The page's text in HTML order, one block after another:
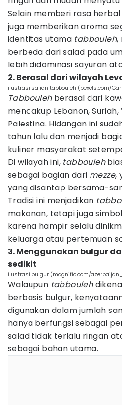
Selain memberi rasa
juga memberikan aroma
identitas utama tabbouleh,
berbeda dari salad pada
lebih didominasi sayuran
2. Berasal dari wilayah
ilustrasi sajian tabbouleh (pexels.com/
Tabbouleh berasal dari
mencakup Lebanon, Suriah,
Palestina. Hidangan ini
tahun lalu dan menjadi
kuliner masyarakat
Di wilayah ini, tabbouleh
sebagai bagian dari mezze,
yang disantap bersama-
Tradisi ini menjadikan
makanan, tetapi juga
karena hampir selalu
keluarga atau pertemuan
3. Menggunakan bulgur
sedikit
ilustrasi bulgur (magnific.com/
Walaupun tabbouleh
berbasis bulgur,
digunakan dalam jumlah
hanya berfungsi sebagai
salad tidak terlalu ringan
sebagai bahan utama.